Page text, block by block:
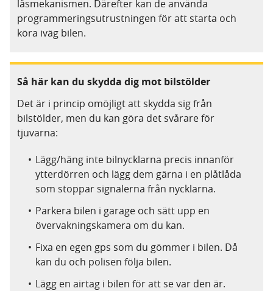
låsmekanismen. Därefter kan de använda
programmeringsutrustningen för att starta och
köra iväg bilen.
Så här kan du skydda dig mot bilstölder
Det är i princip omöjligt att skydda sig från
bilstölder, men du kan göra det svårare för
tjuvarna:
Lägg/häng inte bilnycklarna precis innanför
ytterdörren och lägg dem gärna i en plåtlåda
som stoppar signalerna från nycklarna.
Parkera bilen i garage och sätt upp en
övervakningskamera om du kan.
Fixa en egen gps som du gömmer i bilen. Då
kan du och polisen följa bilen.
Lägg en airtag i bilen för att se var den är.